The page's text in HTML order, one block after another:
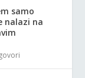
samo
nalazi na